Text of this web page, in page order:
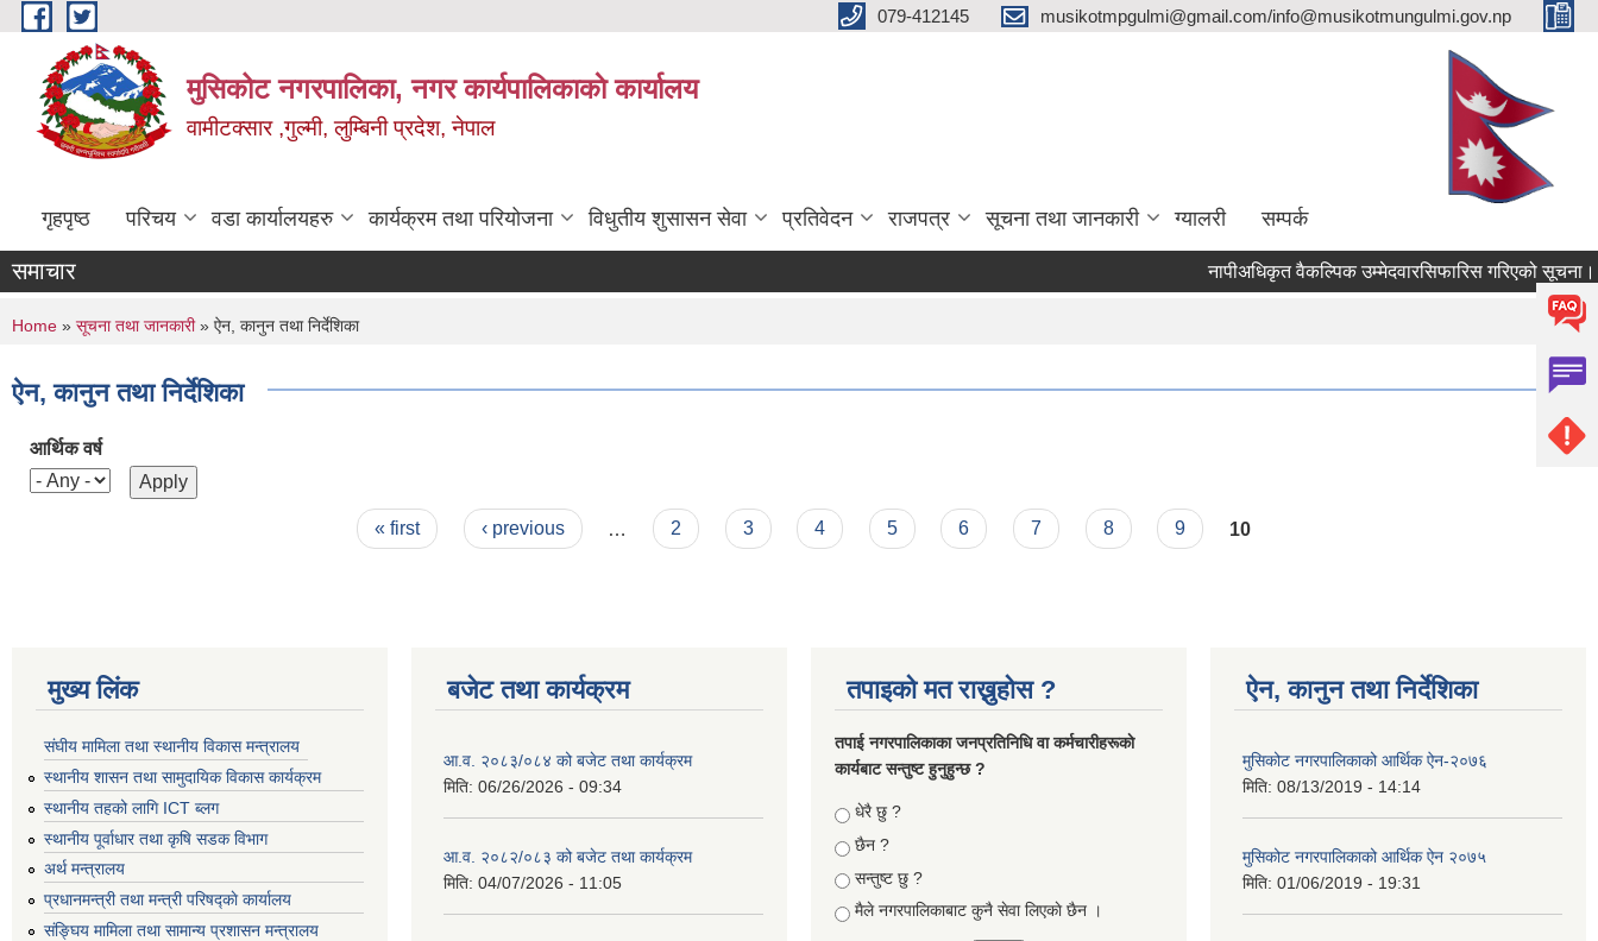
Skip to main content 079-412145 musikotmpgulmi@gmail.com/info@musikotmungulmi.gov.np
मुसिकोट नगरपालिका, नगर कार्यपालिकाकाे कार्यालय
वामीटक्सार ,गुल्मी, लुम्बिनी प्रदेश, नेपाल
गृहपृष्ठ परिचय वडा कार्यालयहरु कार्यक्रम तथा परियोजना विधुतीय शुसासन सेवा प्रतिवेदन राजपत्र सूचना तथा जानकारी ग्यालरी सम्पर्क
समाचार नापीअधिकृत वैकल्पिक उम्मेदवारसिफारिस गरिएको सूचना।
You are here
Home » सूचना तथा जानकारी» ऐन, कानुन तथा निर्देशिका
ऐन, कानुन तथा निर्देशिका
आर्थिक वर्ष
« first ‹ previous 2 3 4 5 6 7 8 9 10
मुख्य लिंक
संघीय मामिला तथा स्थानीय विकास मन्त्रालय
स्थानीय शासन तथा सामुदायिक विकास कार्यक्रम
स्थानीय तहको लागि ICT ब्लग
स्थानीय पूर्वाधार तथा कृषि सडक विभाग
अर्थ मन्त्रालय
प्रधानमन्त्री तथा मन्त्री परिषद्काे कार्यालय
संङ्घिय मामिला तथा सामान्य प्रशासन मन्त्रालय
बजेट तथा कार्यक्रम
आ.व. २०८३/०८४ को बजेट तथा कार्यक्रम
मिति: 06/26/2026 - 09:34
आ.व. २०८२/०८३ को बजेट तथा कार्यक्रम
मिति: 04/07/2026 - 11:05
तपाइको मत राख्नुहोस ?
तपा‌ई नगरपालिकाका जनप्रतिनिधि वा कर्मचारीहरूकाे
कार्यबाट सन्तुष्ट हुनुहुन्छ ?
Choices
धेरै छु ?
छैन ?
सन्तुष्ट छु ?
मैले नगरपालिकाबाट कुनै सेवा लिएकाे छैन ।
ऐन, कानुन तथा निर्देशिका
मुसिकोट नगरपालिकाको आर्थिक ऐन-२०७६
मिति: 08/13/2019 - 14:14
मुसिकोट नगरपालिकाको आर्थिक ऐन २०७५
मिति: 01/06/2019 - 19:31